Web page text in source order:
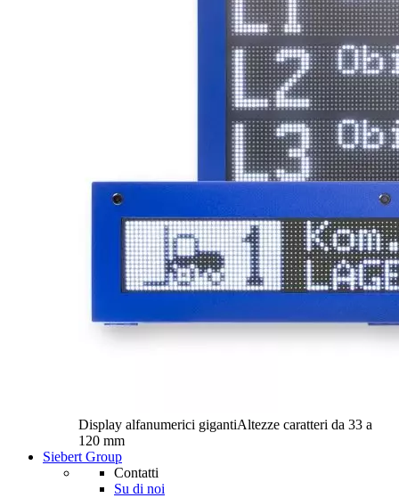
Display alfanumerici gigantiAltezze caratteri da 33 a
120 mm
Siebert Group
Contatti
Su di noi